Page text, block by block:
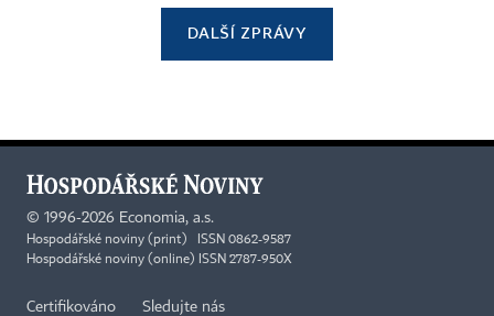
DALŠÍ ZPRÁVY
© 1996-2026 Economia, a.s.
Hospodářské noviny (print) ISSN 0862-9587
Hospodářské noviny (online) ISSN 2787-950X
Certifikováno Sledujte nás